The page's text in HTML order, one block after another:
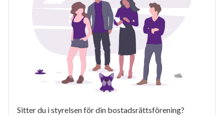
Sitter du i styrelsen för din bostadsrättsförening?